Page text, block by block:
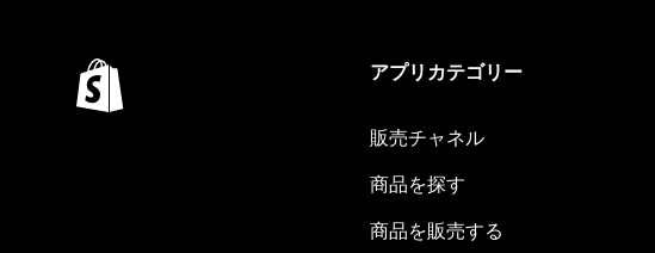
アプリカテゴリー
販売チャネル
商品を探す
商品を販売する